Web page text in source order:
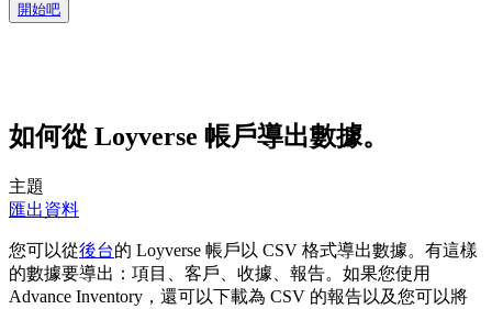
開始吧
如何從 Loyverse 帳戶導出數據。
主題
匯出資料
您可以從後台的 Loyverse 帳戶以 CSV 格式導出數據。有這樣
的數據要導出：項目、客戶、收據、報告。如果您使用
Advance Inventory，還可以下載為 CSV 的報告以及您可以將